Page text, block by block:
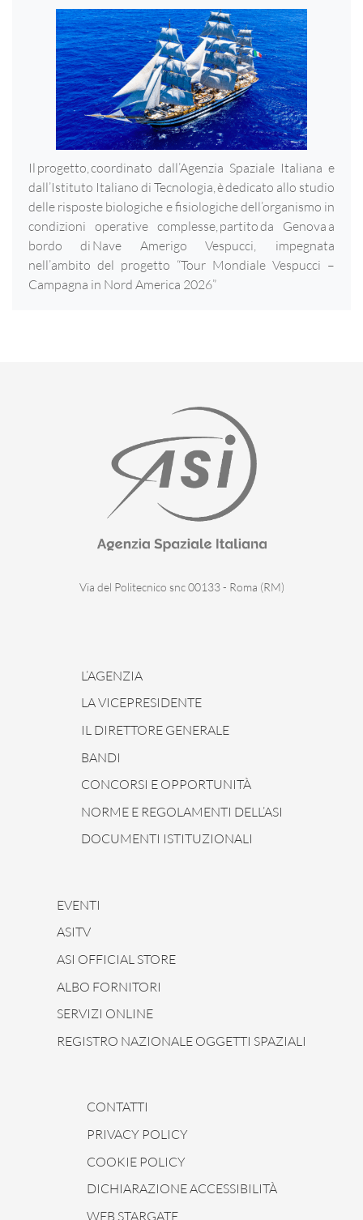
Il progetto, coordinato dall’Agenzia Spaziale Italiana e
dall’Istituto Italiano di Tecnologia, è dedicato allo studio
delle risposte biologiche e fisiologiche dell’organismo in
condizioni operative complesse, partito da Genova a
bordo di Nave Amerigo Vespucci, impegnata
nell’ambito del progetto “Tour Mondiale Vespucci –
Campagna in Nord America 2026”
Via del Politecnico snc 00133 - Roma (RM)
L’AGENZIA
LA VICEPRESIDENTE
IL DIRETTORE GENERALE
BANDI
CONCORSI E OPPORTUNITÀ
NORME E REGOLAMENTI DELL’ASI
DOCUMENTI ISTITUZIONALI
EVENTI
ASITV
ASI OFFICIAL STORE
ALBO FORNITORI
SERVIZI ONLINE
REGISTRO NAZIONALE OGGETTI SPAZIALI
CONTATTI
PRIVACY POLICY
COOKIE POLICY
DICHIARAZIONE ACCESSIBILITÀ
WEB STARGATE